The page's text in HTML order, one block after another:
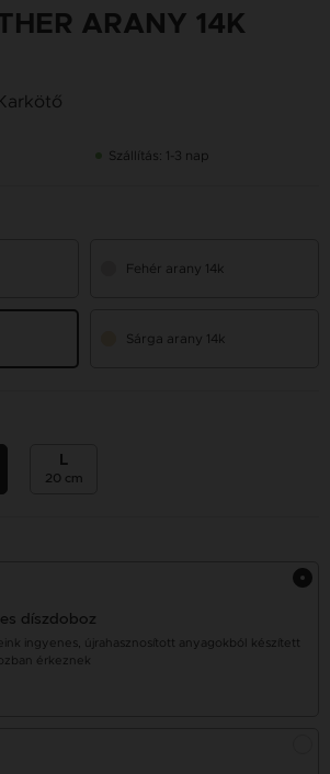
ARANY 14K
Szállítás: 1-3 nap
Fehér arany 14k
Sárga arany 14k
L
20 cm
díszdoboz
ingyenes, újrahasznosított anyagokból készített
érkeznek